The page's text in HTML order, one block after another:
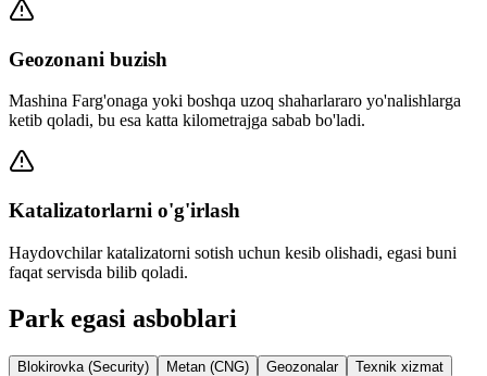
Geozonani buzish
Mashina Farg'onaga yoki boshqa uzoq shaharlararo yo'nalishlarga
ketib qoladi, bu esa katta kilometrajga sabab bo'ladi.
Katalizatorlarni o'g'irlash
Haydovchilar katalizatorni sotish uchun kesib olishadi, egasi buni
faqat servisda bilib qoladi.
Park egasi asboblari
Blokirovka (Security) Metan (CNG) Geozonalar Texnik xizmat